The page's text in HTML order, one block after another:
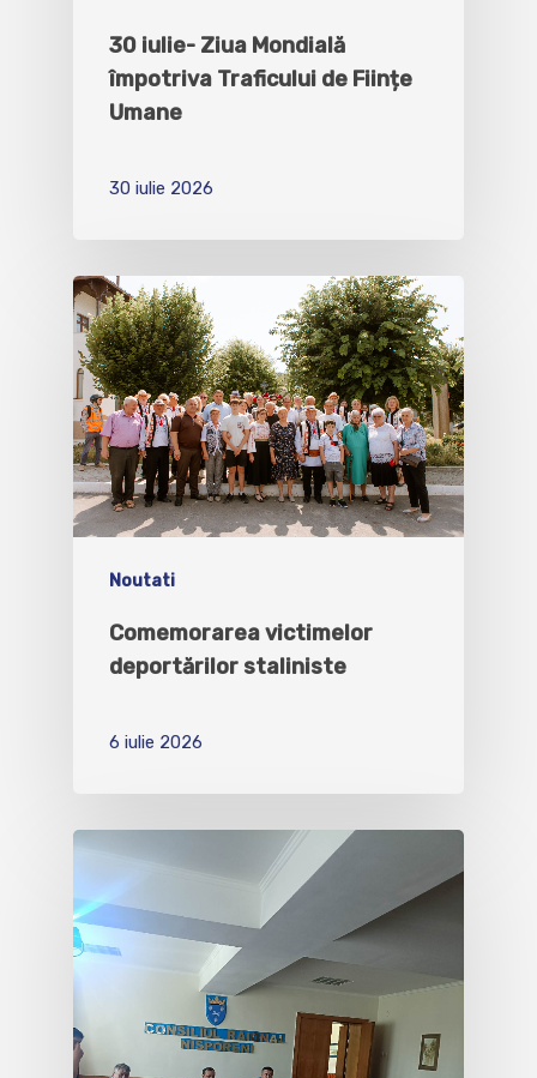
30 iulie- Ziua Mondială
împotriva Traficului de Ființe
Umane
30 iulie 2026
Noutati
Comemorarea victimelor
deportărilor staliniste
6 iulie 2026